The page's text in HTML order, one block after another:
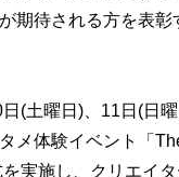
期待される方を表彰
(土曜日)、11日(日
メ体験イベント「
実施し、クリエイ